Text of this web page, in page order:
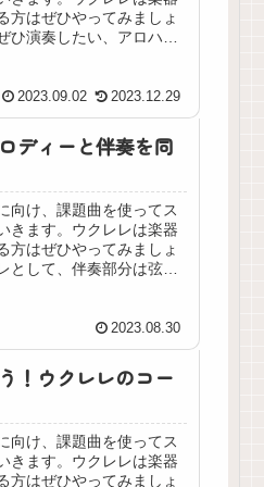
方はぜひやってみましょ
ひ演奏したい、アロハ・
2023.09.02 2023.12.29
ディーと伴奏を同
向け、課題曲を使ってス
きます。ウクレレは楽器
方はぜひやってみましょ
として、伴奏部分は弦を
2023.08.30
！ウクレレのコー
向け、課題曲を使ってス
きます。ウクレレは楽器
方はぜひやってみましょ